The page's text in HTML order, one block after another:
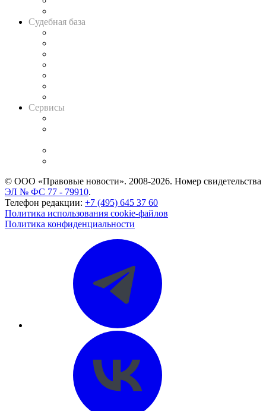
Судебная база
Сервисы
© ООО «Правовые новости». 2008-2026. Номер свидетельства
ЭЛ № ФС 77 - 79910.
Телефон редакции: +7 (495) 645 37 60
Политика использования cookie-файлов
Политика конфиденциальности